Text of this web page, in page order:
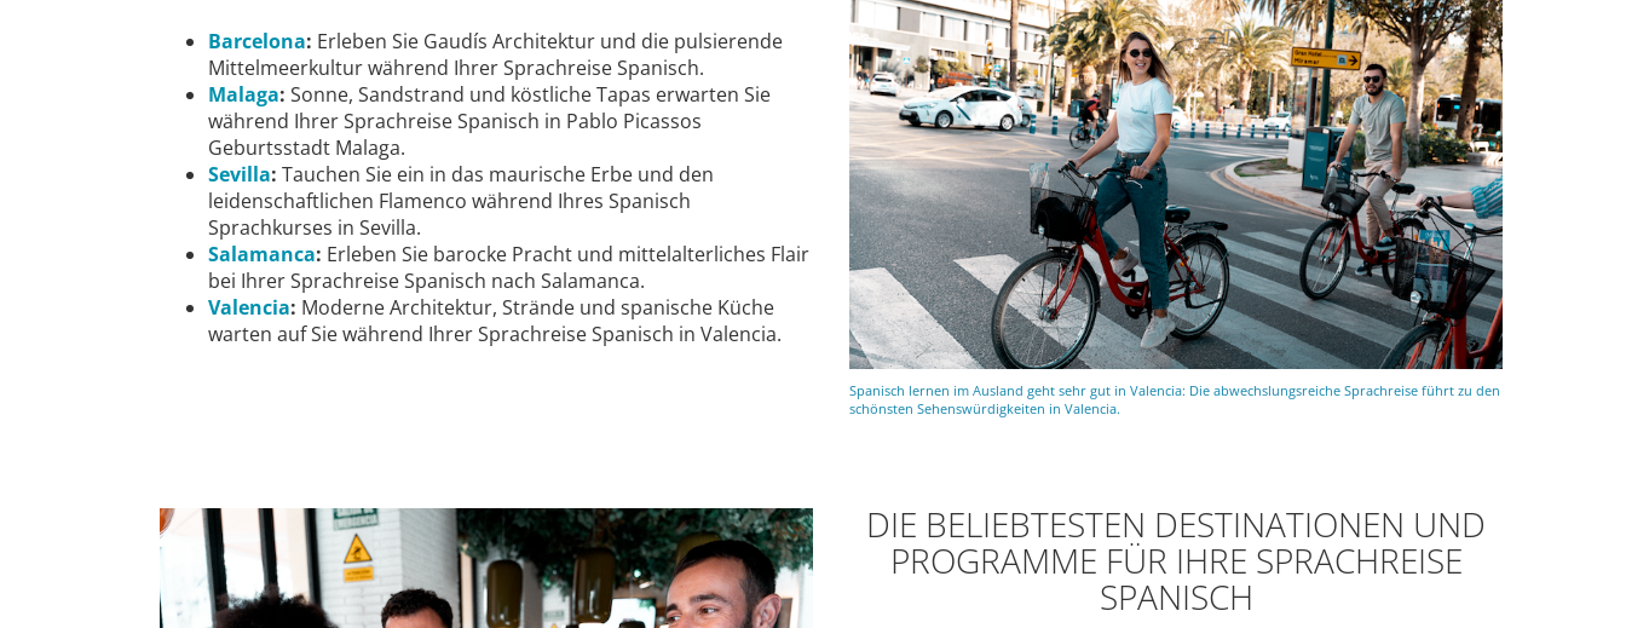
Barcelona: Erleben Sie Gaudís Architektur und die pulsierende
Mittelmeerkultur während Ihrer Sprachreise Spanisch.
Malaga: Sonne, Sandstrand und köstliche Tapas erwarten Sie
während Ihrer Sprachreise Spanisch in Pablo Picassos
Geburtsstadt Malaga.
Sevilla: Tauchen Sie ein in das maurische Erbe und den
leidenschaftlichen Flamenco während Ihres Spanisch
Sprachkurses in Sevilla.
Salamanca: Erleben Sie barocke Pracht und mittelalterliches Flair
bei Ihrer Sprachreise Spanisch nach Salamanca.
Valencia: Moderne Architektur, Strände und spanische Küche
warten auf Sie während Ihrer Sprachreise Spanisch in Valencia.
Spanisch lernen im Ausland geht sehr gut in Valencia: Die abwechslungsreiche Sprachreise führt zu den
schönsten Sehenswürdigkeiten in Valencia.
DIE BELIEBTESTEN DESTINATIONEN UND
PROGRAMME FÜR IHRE SPRACHREISE
SPANISCH